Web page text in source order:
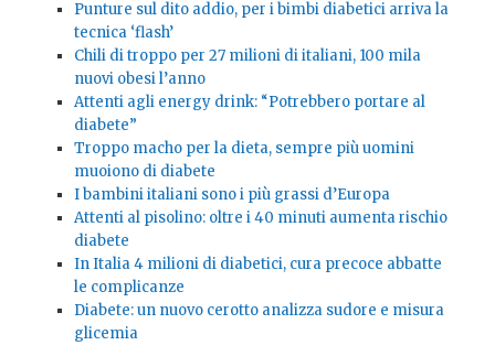
Punture sul dito addio, per i bimbi diabetici arriva la
tecnica ‘flash’
Chili di troppo per 27 milioni di italiani, 100 mila
nuovi obesi l’anno
Attenti agli energy drink: “Potrebbero portare al
diabete”
Troppo macho per la dieta, sempre più uomini
muoiono di diabete
I bambini italiani sono i più grassi d’Europa
Attenti al pisolino: oltre i 40 minuti aumenta rischio
diabete
In Italia 4 milioni di diabetici, cura precoce abbatte
le complicanze
Diabete: un nuovo cerotto analizza sudore e misura
glicemia